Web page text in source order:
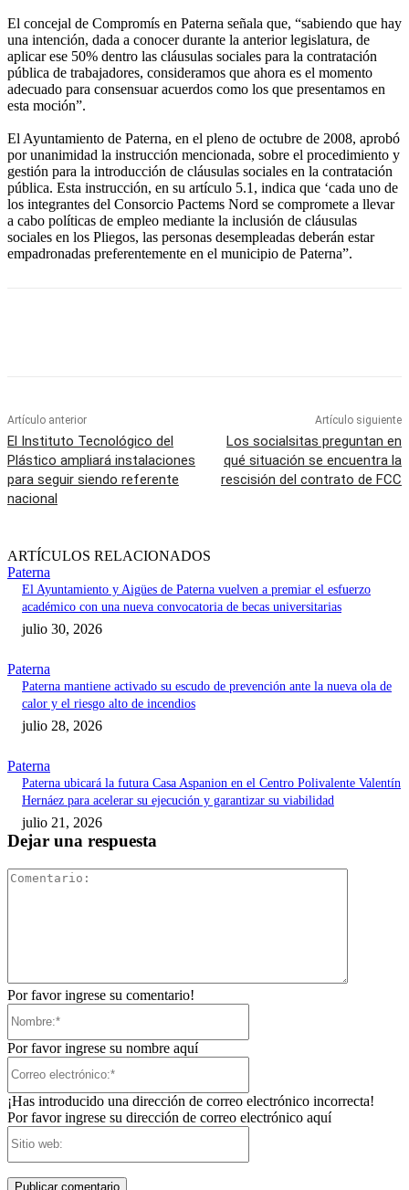
El concejal de Compromís en Paterna señala que, “sabiendo que hay
una intención, dada a conocer durante la anterior legislatura, de
aplicar ese 50% dentro las cláusulas sociales para la contratación
pública de trabajadores, consideramos que ahora es el momento
adecuado para consensuar acuerdos como los que presentamos en
esta moción”.
El Ayuntamiento de Paterna, en el pleno de octubre de 2008, aprobó
por unanimidad la instrucción mencionada, sobre el procedimiento y
gestión para la introducción de cláusulas sociales en la contratación
pública. Esta instrucción, en su artículo 5.1, indica que ‘cada uno de
los integrantes del Consorcio Pactems Nord se compromete a llevar
a cabo políticas de empleo mediante la inclusión de cláusulas
sociales en los Pliegos, las personas desempleadas deberán estar
empadronadas preferentemente en el municipio de Paterna”.
Artículo anterior
El Instituto Tecnológico del
Plástico ampliará instalaciones
para seguir siendo referente
nacional
Artículo siguiente
Los socialsitas preguntan en
qué situación se encuentra la
rescisión del contrato de FCC
ARTÍCULOS RELACIONADOS
Paterna
El Ayuntamiento y Aigües de Paterna vuelven a premiar el esfuerzo
académico con una nueva convocatoria de becas universitarias
julio 30, 2026
Paterna
Paterna mantiene activado su escudo de prevención ante la nueva ola de
calor y el riesgo alto de incendios
julio 28, 2026
Paterna
Paterna ubicará la futura Casa Aspanion en el Centro Polivalente Valentín
Hernáez para acelerar su ejecución y garantizar su viabilidad
julio 21, 2026
Dejar una respuesta
Por favor ingrese su comentario!
Por favor ingrese su nombre aquí
¡Has introducido una dirección de correo electrónico incorrecta!
Por favor ingrese su dirección de correo electrónico aquí